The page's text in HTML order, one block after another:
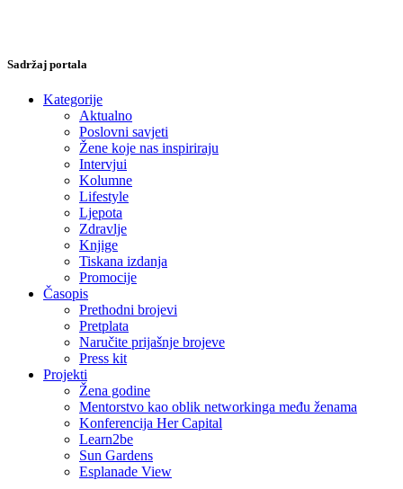
Sadržaj portala
Kategorije
Aktualno
Poslovni savjeti
Žene koje nas inspiriraju
Intervjui
Kolumne
Lifestyle
Ljepota
Zdravlje
Knjige
Tiskana izdanja
Promocije
Časopis
Prethodni brojevi
Pretplata
Naručite prijašnje brojeve
Press kit
Projekti
Žena godine
Mentorstvo kao oblik networkinga među ženama
Konferencija Her Capital
Learn2be
Sun Gardens
Esplanade View